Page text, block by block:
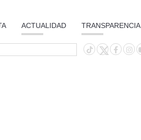
ACTUALIDAD TRANSPARENCIA